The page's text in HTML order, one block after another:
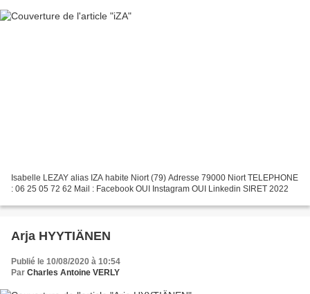
Isabelle LEZAY alias IZA habite Niort (79) Adresse 79000 Niort TELEPHONE
: 06 25 05 72 62 Mail : Facebook OUI Instagram OUI Linkedin SIRET 2022
Arja HYYTIÄNEN
Publié le 10/08/2020 à 10:54
Par Charles Antoine VERLY